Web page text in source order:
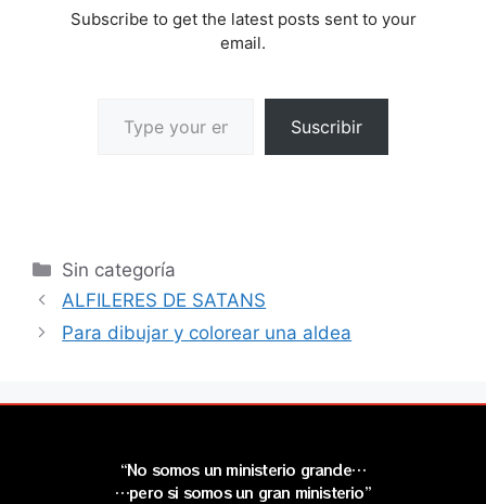
Subscribe to get the latest posts sent to your
email.
Suscribir
Sin categoría
ALFILERES DE SATANS
Para dibujar y colorear una aldea
“No somos un ministerio grande…
…pero si somos un gran ministerio”